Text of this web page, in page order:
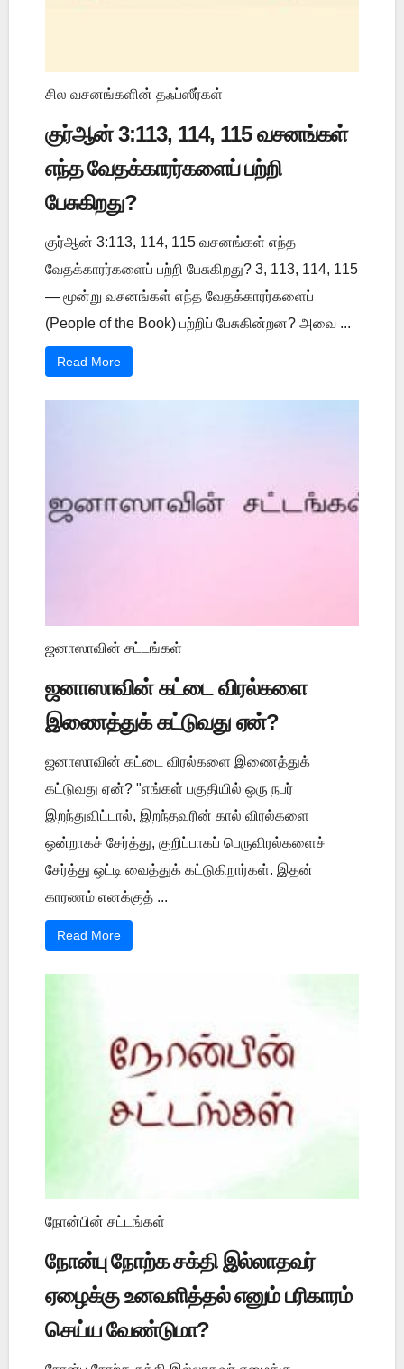
சில வசனங்களின் தஃப்ஸீர்கள்
குர்ஆன் 3:113, 114, 115 வசனங்கள்
எந்த வேதக்காரர்களைப் பற்றி
பேசுகிறது?
குர்ஆன் 3:113, 114, 115 வசனங்கள் எந்த
வேதக்காரர்களைப் பற்றி பேசுகிறது? 3, 113, 114, 115
— மூன்று வசனங்கள் எந்த வேதக்காரர்களைப்
(People of the Book) பற்றிப் பேசுகின்றன? அவை ...
Read More
ஜனாஸாவின் சட்டங்கள்
ஜனாஸாவின் கட்டை விரல்களை
இணைத்துக் கட்டுவது ஏன்?
ஜனாஸாவின் கட்டை விரல்களை இணைத்துக்
கட்டுவது ஏன்? "எங்கள் பகுதியில் ஒரு நபர்
இறந்துவிட்டால், இறந்தவரின் கால் விரல்களை
ஒன்றாகச் சேர்த்து, குறிப்பாகப் பெருவிரல்களைச்
சேர்த்து ஒட்டி வைத்துக் கட்டுகிறார்கள். இதன்
காரணம் எனக்குத் ...
Read More
நோன்பின் சட்டங்கள்
நோன்பு நோற்க சக்தி இல்லாதவர்
ஏழைக்கு உனவளித்தல் எனும் பரிகாரம்
செய்ய வேண்டுமா?